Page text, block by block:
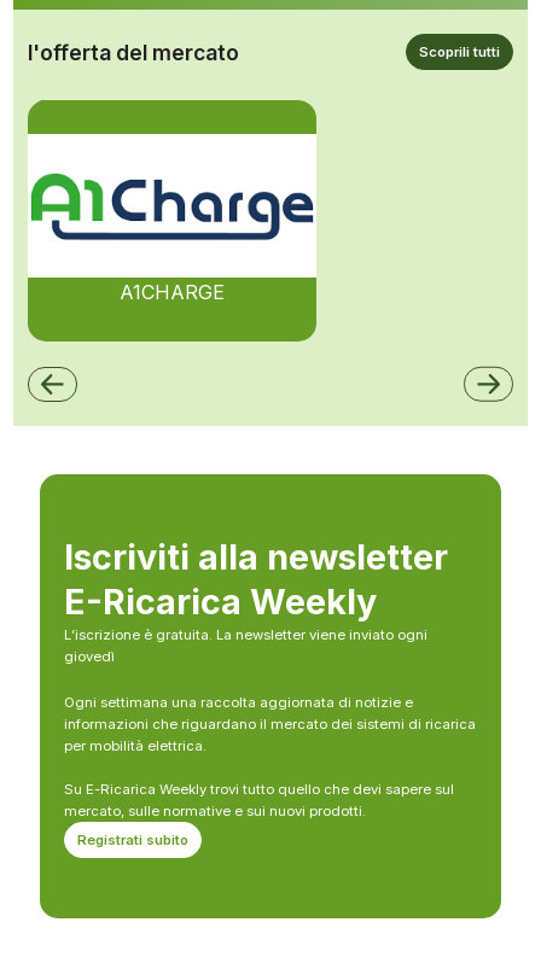
l'offerta del mercato Scoprili tutti
A1CHARGE
Iscriviti alla newsletter
E-Ricarica Weekly
L’iscrizione è gratuita. La newsletter viene inviato ogni
giovedì
Ogni settimana una raccolta aggiornata di notizie e
informazioni che riguardano il mercato dei sistemi di ricarica
per mobilità elettrica.
Su E-Ricarica Weekly trovi tutto quello che devi sapere sul
mercato, sulle normative e sui nuovi prodotti.
Registrati subito